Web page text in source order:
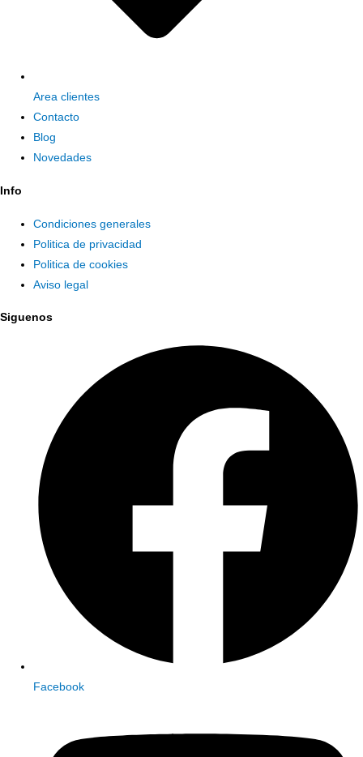
Area clientes
Contacto
Blog
Novedades
Info
Condiciones generales
Politica de privacidad
Politica de cookies
Aviso legal
Siguenos
Facebook